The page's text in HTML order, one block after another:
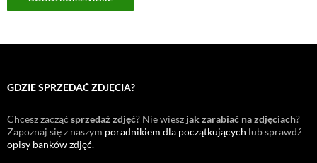
GDZIE SPRZEDAĆ ZDJĘCIA?
Chcesz zacząć sprzedaż zdjęć? Nie wiesz jak zarabiać na zdjęciach?
Zapoznaj się z naszym poradnikiem dla początkujących lub sprawdź
opisy banków zdjęć.